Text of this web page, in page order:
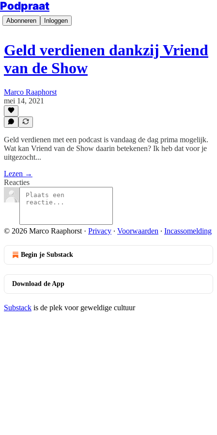
Podpraat
Abonneren Inloggen
Geld verdienen dankzij Vriend
van de Show
Marco Raaphorst
mei 14, 2021
Geld verdienen met een podcast is vandaag de dag prima mogelijk.
Wat kan Vriend van de Show daarin betekenen? Ik heb dat voor je
uitgezocht...
Lezen →
Reacties
© 2026 Marco Raaphorst · Privacy ∙ Voorwaarden ∙ Incassomelding
Begin je Substack
Download de App
Substack is de plek voor geweldige cultuur